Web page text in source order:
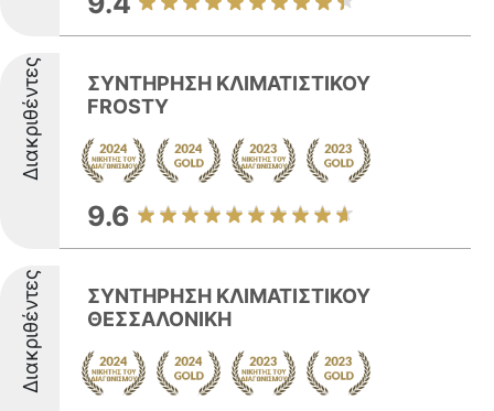
Διακριθέντες
ΣΥΝΤΗΡΗΣΗ ΚΛΙΜΑΤΙΣΤΙΚΟΥ
FROSTY
9.6
Διακριθέντες
ΣΥΝΤΗΡΗΣΗ ΚΛΙΜΑΤΙΣΤΙΚΟΥ
ΘΕΣΣΑΛΟΝΙΚΗ